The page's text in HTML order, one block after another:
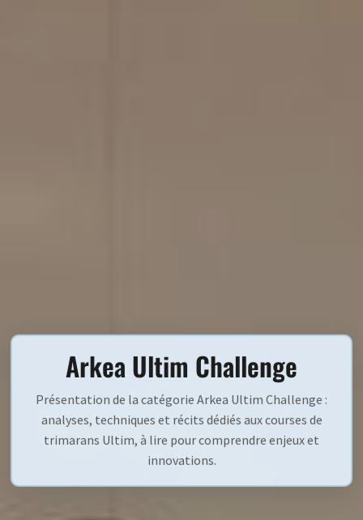
Arkea Ultim Challenge
Présentation de la catégorie Arkea Ultim Challenge :
analyses, techniques et récits dédiés aux courses de
trimarans Ultim, à lire pour comprendre enjeux et
innovations.